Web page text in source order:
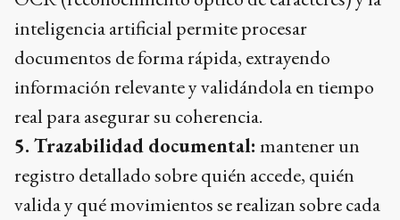
inteligencia artificial permite procesar
documentos de forma rápida, extrayendo
información relevante y validándola en tiempo
real para asegurar su coherencia.
5. Trazabilidad documental: mantener un
registro detallado sobre quién accede, quién
valida y qué movimientos se realizan sobre cada